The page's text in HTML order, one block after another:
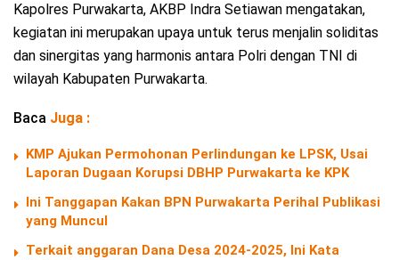
Kapolres Purwakarta, AKBP Indra Setiawan mengatakan,
kegiatan ini merupakan upaya untuk terus menjalin soliditas
dan sinergitas yang harmonis antara Polri dengan TNI di
wilayah Kabupaten Purwakarta.
Baca Juga :
KMP Ajukan Permohonan Perlindungan ke LPSK, Usai
Laporan Dugaan Korupsi DBHP Purwakarta ke KPK
Ini Tanggapan Kakan BPN Purwakarta Perihal Publikasi
yang Muncul
Terkait anggaran Dana Desa 2024-2025, Ini Kata